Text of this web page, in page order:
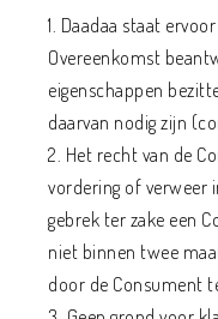
1. Daadaa staat
Overeenkomst
eigenschappen
daarvan nodig zijn
2. Het recht van de
vordering of verweer
gebrek ter zake een
niet binnen twee
door de Consument